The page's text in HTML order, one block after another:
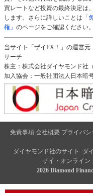
買レートなど投資の最終決定は
します。さらに詳しいことは 「
権」 のページをご確認ください。
当サイト「ザイFX！」の運営
サーチ
株主：株式会社ダイヤモンド社（
加入協会：一般社団法人日本暗
免責事項 会社概要 プライバ
ダイヤモンド社のサイト
ダ
ザイ・オンライン
2026 Diamond